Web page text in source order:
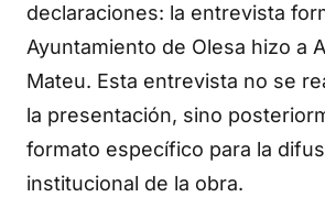
declaraciones: la entrevista
Ayuntamiento de Olesa hizo a
Mateu. Esta entrevista no se
la presentación, sino
formato específico para la
institucional de la obra.